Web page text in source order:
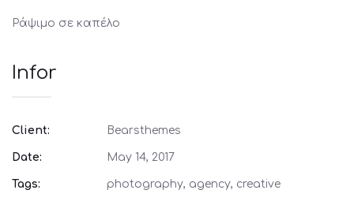
Ράψιμο σε καπέλο
Infor
Client: Bearsthemes
Date: May 14, 2017
Tags: photography, agency, creative